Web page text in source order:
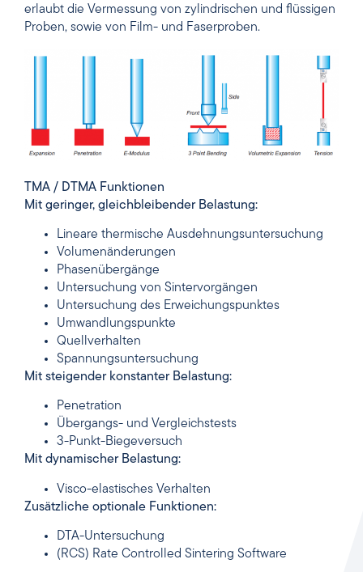
erlaubt die Vermessung von zylindrischen und flüssigen
Proben, sowie von Film- und Faserproben.
TMA / DTMA Funktionen
Mit geringer, gleichbleibender Belastung:
Lineare thermische Ausdehnungsuntersuchung
Volumenänderungen
Phasenübergänge
Untersuchung von Sintervorgängen
Untersuchung des Erweichungspunktes
Umwandlungspunkte
Quellverhalten
Spannungsuntersuchung
Mit steigender konstanter Belastung:
Penetration
Übergangs- und Vergleichstests
3-Punkt-Biegeversuch
Mit dynamischer Belastung:
Visco-elastisches Verhalten
Zusätzliche optionale Funktionen:
DTA-Untersuchung
(RCS) Rate Controlled Sintering Software